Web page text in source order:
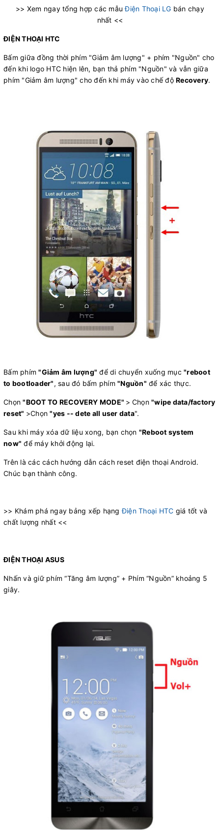
>> Xem ngay tổng hợp các mẫuĐiện Thoại LG bán chạy
nhất <<
ĐIỆN THOẠI HTC
Bấm giữa đồng thời phím "Giảm âm lượng" + phím "Nguồn" cho
đến khi logo HTC hiện lên, bạn thả phím "Nguồn" và vẫn giữa
phím "Giảm âm lượng" cho đến khi máy vào chế độ Recovery.
Bấm phím"Giảm âm lượng" để di chuyển xuống mục "reboot
to bootloader", sau đó bấm phím "Nguồn" để xác thực.
Chọn"BOOT TO RECOVERY MODE" > Chọn "wipe data/factory
reset" >Chọn"yes -- dete all user data".
Sau khi máy xóa dữ liệu xong, bạn chọn "Reboot system
now" để máy khởi động lại.
Trên là các cách hướng dẫn cách reset điện thoại Android.
Chúc bạn thành công.
>> Khám phá ngay bảng xếp hạngĐiện Thoại HTC giá tốt và
chất lượng nhất <<
ĐIỆN THOẠI ASUS
Nhấn và giữ phím “Tăng âm lượng” + Phím “Nguồn” khoảng 5
giây.